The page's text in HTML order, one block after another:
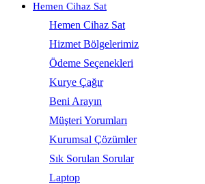
Hemen Cihaz Sat
Hemen Cihaz Sat
Hizmet Bölgelerimiz
Ödeme Seçenekleri
Kurye Çağır
Beni Arayın
Müşteri Yorumları
Kurumsal Çözümler
Sık Sorulan Sorular
Laptop